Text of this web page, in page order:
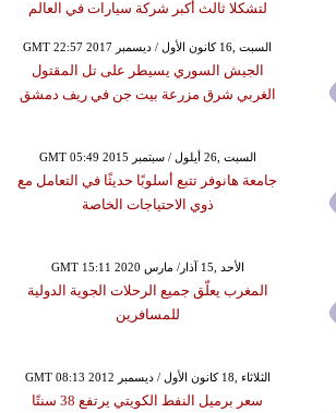
لتشكلا ثالث أكبر شركة سيارات في العالم
GMT 22:57 2017 السبت ,16 كانون الأول / ديسمبر
الجيش السوري يسيطر على تل المقتول
الغربي شرق مزرعة بيت جن في ريف دمشق
GMT 05:49 2015 السبت ,26 أيلول / سبتمبر
جامعة هانوفر تتبع أسلوبًا حديثًا في التعامل مع
ذوي الاحتياجات الخاصة
GMT 15:11 2020 الأحد ,15 آذار/ مارس
المغرب يعلّق جميع الرحلات الجوية الدولية
للمسافرين
GMT 08:13 2012 الثلاثاء ,18 كانون الأول / ديسمبر
سعر برميل النفط الكويتي يرتفع 38 سنتًا